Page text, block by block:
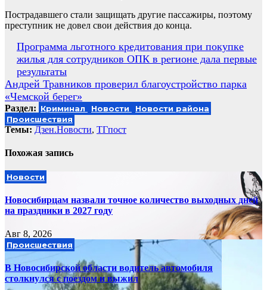
Пострадавшего стали защищать другие пассажиры, поэтому
преступник не довел свои действия до конца.
Навигация
по
записям
Программа льготного кредитования при покупке
жилья для сотрудников ОПК в регионе дала первые
результаты
Андрей Травников проверил благоустройство парка
«Чемской берег»
Раздел: Криминал Новости
Новости района
Происшествия
Темы: Дзен.Новости, ТГпост
Похожая запись
Новости
Новосибирцам назвали точное количество выходных дней
на праздники в 2027 году
Авг 8, 2026
Происшествия
В Новосибирской области водитель автомобиля
столкнулся с поездом и выжил